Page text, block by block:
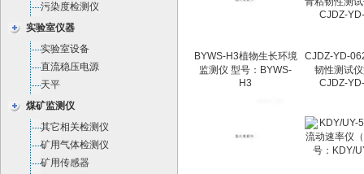
污染度检测仪
实验室仪器
实验室设备
直流稳压电源
天平
煤矿监测仪
其它相关检测仪
矿用气体检测仪
矿用传感器
BYWS-H3植物生长环境
监测仪 型号：BYWS-
H3
CJDZ-YD-
韧性测试
CJDZ-